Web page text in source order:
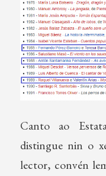
Canto ao
distingue nin o
lector, convén